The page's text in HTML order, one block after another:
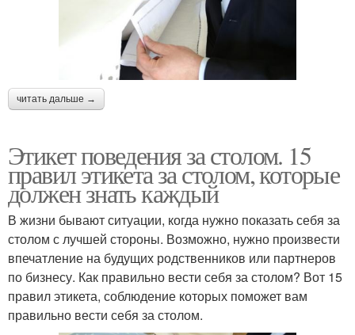
читать дальше →
Этикет поведения за столом. 15
правил этикета за столом, которые
должен знать каждый
В жизни бывают ситуации, когда нужно показать себя за
столом с лучшей стороны. Возможно, нужно произвести
впечатление на будущих родственников или партнеров
по бизнесу. Как правильно вести себя за столом? Вот 15
правил этикета, соблюдение которых поможет вам
правильно вести себя за столом.